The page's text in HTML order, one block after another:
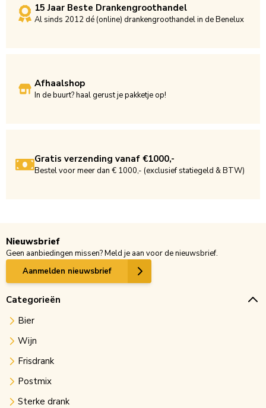
15 Jaar Beste Drankengroothandel
Al sinds 2012 dé (online) drankengroothandel in de Benelux
Afhaalshop
In de buurt? haal gerust je pakketje op!
Gratis verzending vanaf €1000,-
Bestel voor meer dan € 1000,- (exclusief statiegeld & BTW)
Nieuwsbrief
Geen aanbiedingen missen? Meld je aan voor de nieuwsbrief.
Aanmelden nieuwsbrief
Categorieën
Bier
Wijn
Frisdrank
Postmix
Sterke drank